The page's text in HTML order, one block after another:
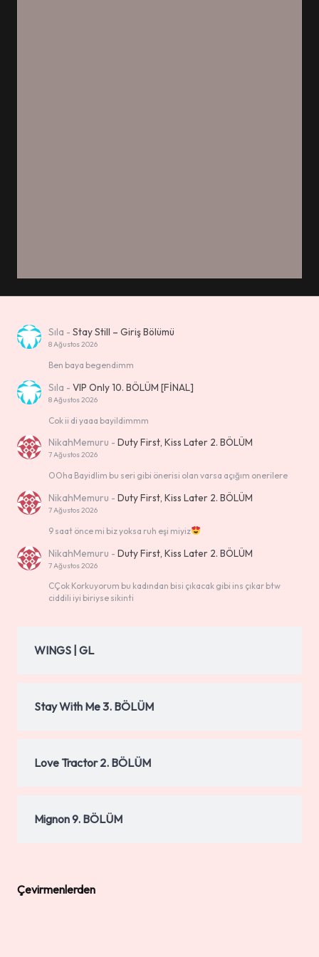
Sıla -Stay Still – Giriş Bölümü
8 Ağustos 2026
Ben baya begendimm
Sıla -VIP Only 10. BÖLÜM [FİNAL]
8 Ağustos 2026
Cok ii di yaaa bayildimmm
NikahMemuru -Duty First, Kiss Later 2. BÖLÜM
7 Ağustos 2026
OOha Bayidlim bu seri gibi önerisi olan varsa açığım onerilere
NikahMemuru -Duty First, Kiss Later 2. BÖLÜM
7 Ağustos 2026
9 saat önce mi biz yoksa ruh eşi miyiz
NikahMemuru -Duty First, Kiss Later 2. BÖLÜM
7 Ağustos 2026
CÇok Korkuyorum bu kadından bisi çıkacak gibi ins çıkar btw
ciddili iyi biriyse sikinti
WINGS | GL
Stay With Me 3. BÖLÜM
Love Tractor 2. BÖLÜM
Mignon 9. BÖLÜM
Çevirmenlerden